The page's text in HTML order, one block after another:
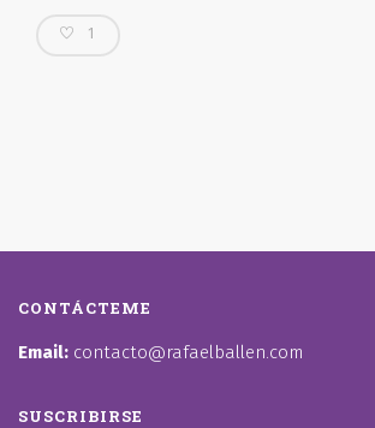
1
CONTÁCTEME
Email: contacto@rafaelballen.com
SUSCRIBIRSE